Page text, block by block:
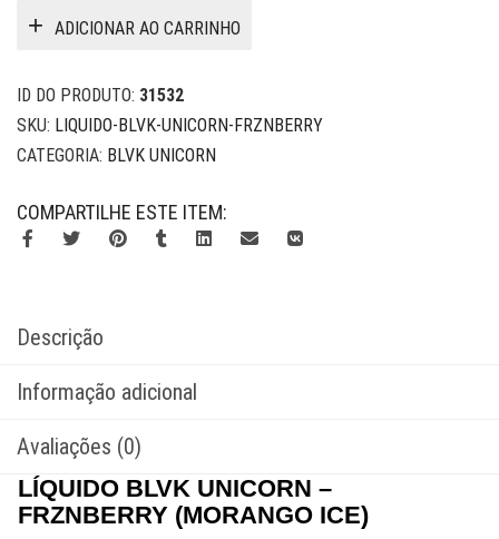
ADICIONAR AO CARRINHO
ID DO PRODUTO: 31532
SKU: LIQUIDO-BLVK-UNICORN-FRZNBERRY
CATEGORIA: BLVK UNICORN
COMPARTILHE ESTE ITEM:
Descrição
Informação adicional
Avaliações (0)
LÍQUIDO BLVK UNICORN –
FRZNBERRY (MORANGO ICE)